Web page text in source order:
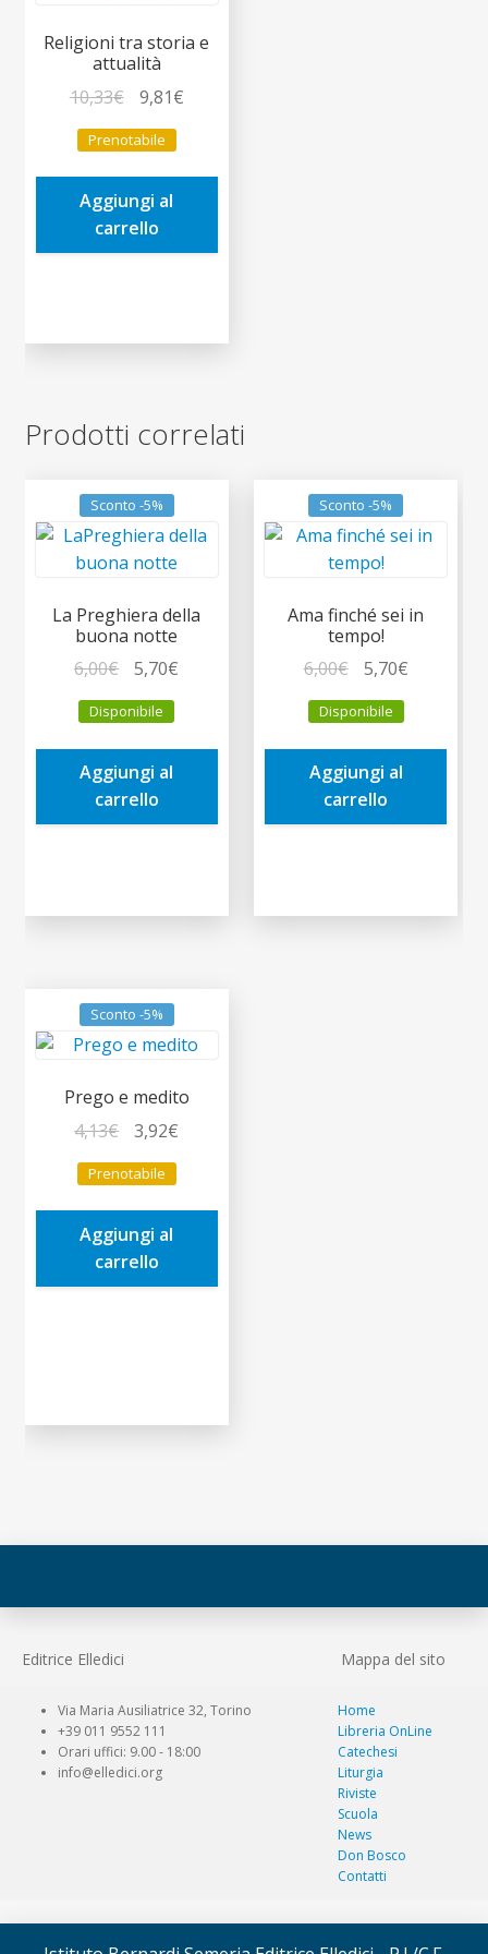
Religioni tra storia e
attualità
10,33€
prezzo
originale
era:
10,33€.
9,81€Il
è:
Prenotabile
Aggiungi al
carrello
Prodotti correlati
Sconto -5%
La Preghiera della
buona notte
6,00€
prezzo
originale
era:
6,00€.
5,70€
è:
Disponibile
Aggiungi al
carrello
Sconto -5%
Ama finché sei in
tempo!
6,00€
prezzo
originale
era:
6,00€.
5,70€Il
è:
Disponibile
Aggiungi al
carrello
Sconto -5%
Prego e medito
4,13€
prezzo
originale
era:
4,13€.
3,92€
è:
Prenotabile
Aggiungi al
carrello
Editrice Elledici Mappa del sito
Via Maria Ausiliatrice 32, Torino
+39 011 9552 111
Orari uffici: 9.00 - 18:00
info@elledici.org
Home
Libreria OnLine
Catechesi
Liturgia
Riviste
Scuola
News
Don Bosco
Contatti